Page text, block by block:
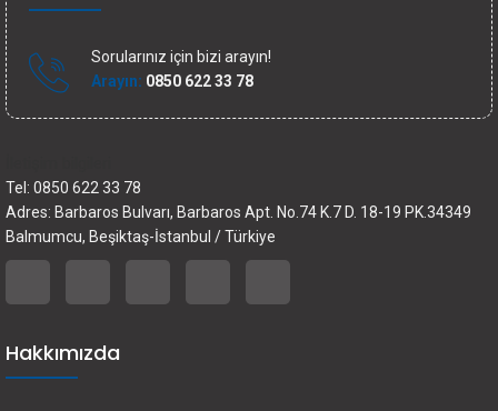
Sorularınız için bizi arayın!
Arayın: 0850 622 33 78
Tel: 0850 622 33 78
Adres: Barbaros Bulvarı, Barbaros Apt. No.74 K.7 D. 18-19 PK.34349
Balmumcu, Beşiktaş-İstanbul / Türkiye
Hakkımızda